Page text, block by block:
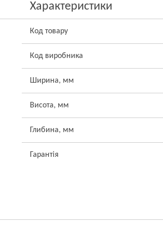
Характеристики
Код товару
Код виробника
Ширина, мм
Висота, мм
Глибина, мм
Гарантія